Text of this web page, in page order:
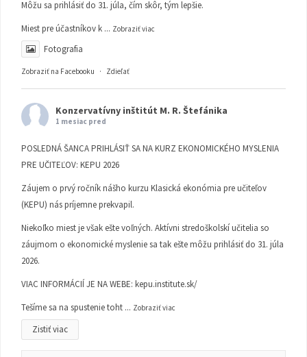
Môžu sa prihlásiť do 31. júla, čím skôr, tým lepšie.
Miest pre účastníkov k ... Zobraziť viac
Fotografia
Zobraziť na Facebooku · Zdieľať
Konzervatívny inštitút M. R. Štefánika
1 mesiac pred
POSLEDNÁ ŠANCA PRIHLÁSIŤ SA NA KURZ EKONOMICKÉHO MYSLENIA
PRE UČITEĽOV: KEPU 2026
Záujem o prvý ročník nášho kurzu Klasická ekonómia pre učiteľov
(KEPU) nás príjemne prekvapil.
Niekoľko miest je však ešte voľných. Aktívni stredoškolskí učitelia so
záujmom o ekonomické myslenie sa tak ešte môžu prihlásiť do 31. júla
2026.
VIAC INFORMÁCIÍ JE NA WEBE: kepu.institute.sk/
Tešíme sa na spustenie toht ... Zobraziť viac
Zistiť viac